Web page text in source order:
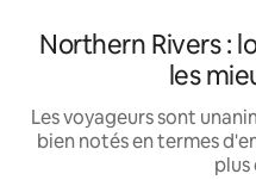
Northern Rivers :
les
Les voyageurs sont
bien notés en termes
plus